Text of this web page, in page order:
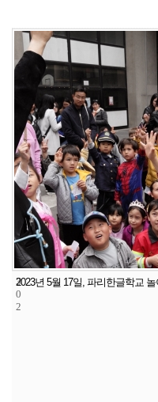
3
0
2
2023년 5월 17일, 파리한글학교